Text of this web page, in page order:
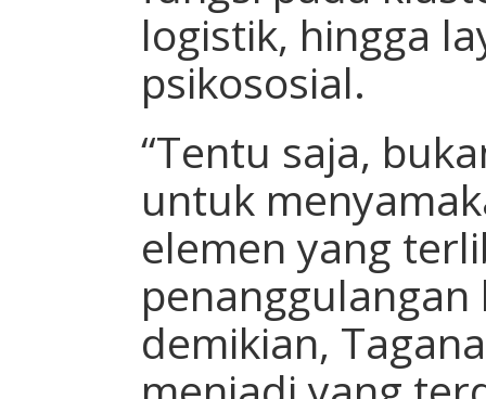
logistik, hingga
psikososial.
“Tentu saja,
untuk
elemen yang
demikian,